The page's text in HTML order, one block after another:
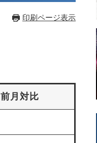
印刷ページ表示
前月対比